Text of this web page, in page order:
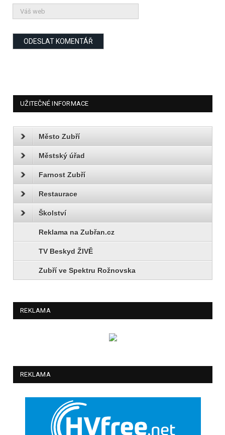
UŽITEČNÉ INFORMACE
Město Zubří
Městský úřad
Farnost Zubří
Restaurace
Školství
Reklama na Zubřan.cz
TV Beskyd ŽIVĚ
Zubří ve Spektru Rožnovska
REKLAMA
REKLAMA